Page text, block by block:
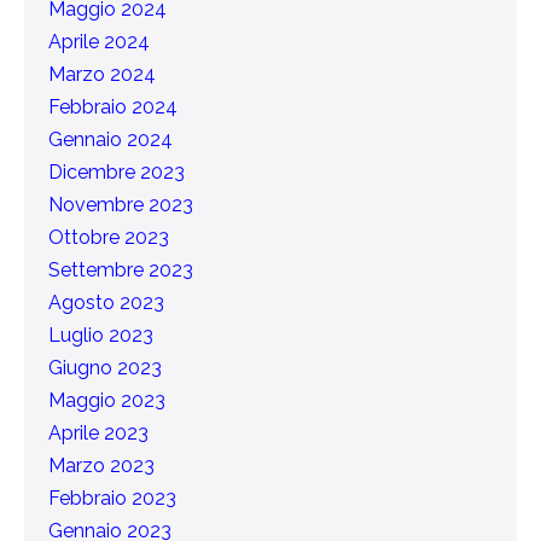
Maggio 2024
Aprile 2024
Marzo 2024
Febbraio 2024
Gennaio 2024
Dicembre 2023
Novembre 2023
Ottobre 2023
Settembre 2023
Agosto 2023
Luglio 2023
Giugno 2023
Maggio 2023
Aprile 2023
Marzo 2023
Febbraio 2023
Gennaio 2023